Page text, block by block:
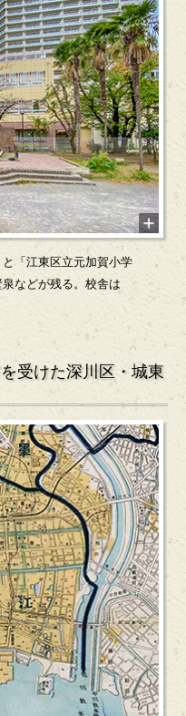
「江東区立元加賀小学
などが残る。校舎は
受けた深川区・城東